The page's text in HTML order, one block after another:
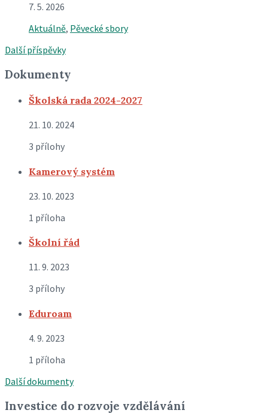
7. 5. 2026
Aktuálně, Pěvecké sbory
Další příspěvky
Dokumenty
Školská rada 2024-2027
21. 10. 2024
3 přílohy
Kamerový systém
23. 10. 2023
1 příloha
Školní řád
11. 9. 2023
3 přílohy
Eduroam
4. 9. 2023
1 příloha
Další dokumenty
Investice do rozvoje vzdělávání